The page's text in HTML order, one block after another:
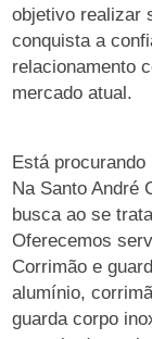
objetivo realizar
conquista a
relacionamento
mercado atual.
Está
Na Santo André
busca ao se
Oferecemos
Corrimão e
alumínio,
guarda corpo